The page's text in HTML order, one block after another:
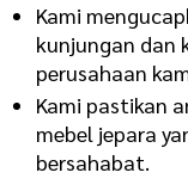
Kami
kunjungan dan
perusahaan
Kami pastikan
mebel jepara
bersahabat.